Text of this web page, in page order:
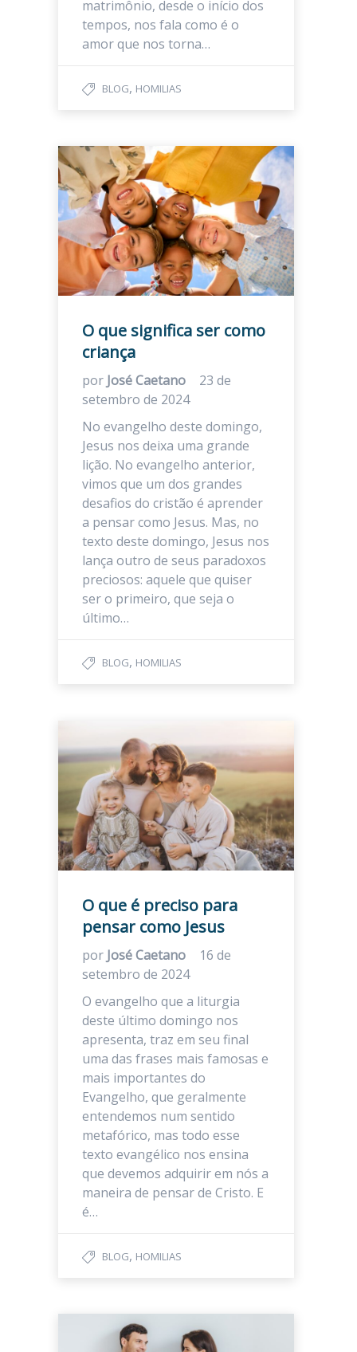
matrimônio, desde o início dos
tempos, nos fala como é o
amor que nos torna…
BLOG, HOMILIAS
O que significa ser como
criança
por José Caetano
23 de
setembro de 2024
No evangelho deste domingo,
Jesus nos deixa uma grande
lição. No evangelho anterior,
vimos que um dos grandes
desafios do cristão é aprender
a pensar como Jesus. Mas, no
texto deste domingo, Jesus nos
lança outro de seus paradoxos
preciosos: aquele que quiser
ser o primeiro, que seja o
último…
BLOG, HOMILIAS
O que é preciso para
pensar como Jesus
por José Caetano
16 de
setembro de 2024
O evangelho que a liturgia
deste último domingo nos
apresenta, traz em seu final
uma das frases mais famosas e
mais importantes do
Evangelho, que geralmente
entendemos num sentido
metafórico, mas todo esse
texto evangélico nos ensina
que devemos adquirir em nós a
maneira de pensar de Cristo. E
é…
BLOG, HOMILIAS